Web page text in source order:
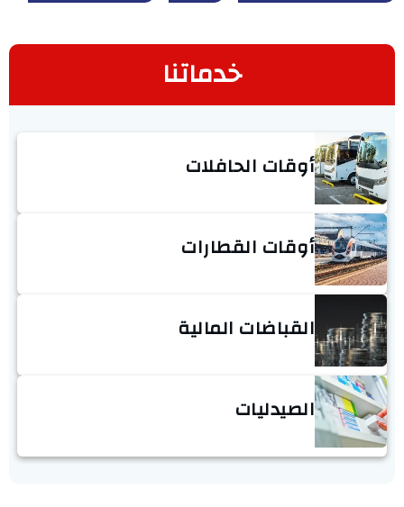
خدماتنا
أوقات الحافلات
أوقات القطارات
القباضات المالية
الصيدليات